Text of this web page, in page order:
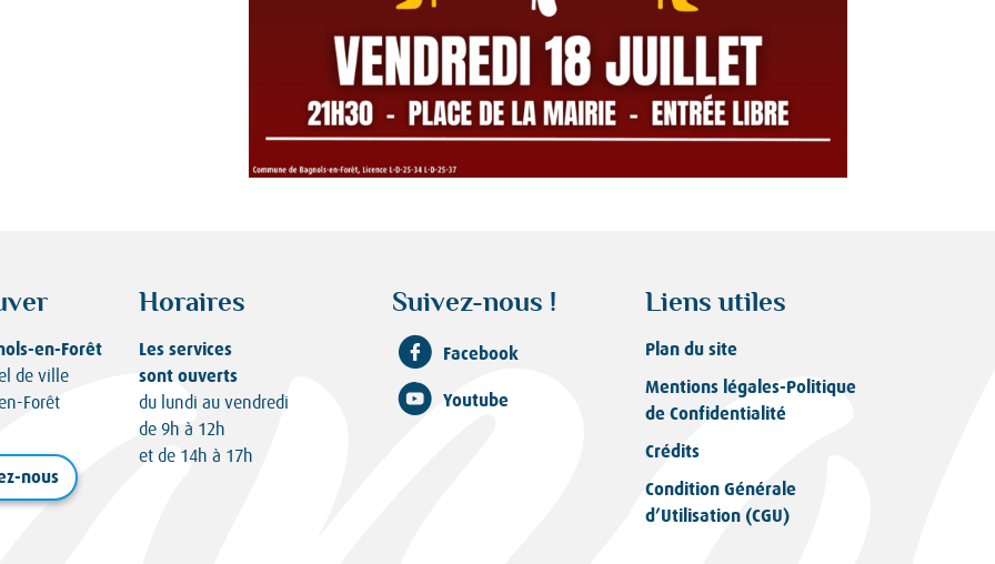
en-Forêt
de ville
Forêt
nous
Horaires
Les services
sont ouverts
du lundi au vendredi
de 9h à 12h
et de 14h à 17h
Suivez-nous !
Facebook
Youtube
Liens utiles
Plan du site
Mentions légales-Politique
de Confidentialité
Crédits
Condition Générale
d’Utilisation (CGU)